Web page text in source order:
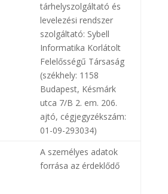
tárhelyszolgáltató és
levelezési rendszer
szolgáltató: Sybell
Informatika Korlátolt
Felelősségű Társaság
(székhely: 1158
Budapest, Késmárk
utca 7/B 2. em. 206.
ajtó, cégjegyzékszám:
01-09-293034)
A személyes adatok
forrása az érdeklődő